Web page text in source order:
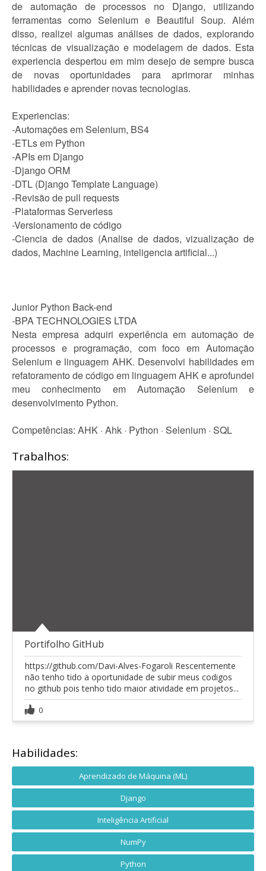
de automação de processos no Django, utilizando
ferramentas como Selenium e Beautiful Soup. Além
disso, realizei algumas análises de dados, explorando
técnicas de visualização e modelagem de dados. Esta
experiencia despertou em mim desejo de sempre busca
de novas oportunidades para aprimorar minhas
habilidades e aprender novas tecnologias.
Experiencias:
-Automações em Selenium, BS4
-ETLs em Python
-APIs em Django
-Django ORM
-DTL (Django Template Language)
-Revisão de pull requests
-Plataformas Serverless
-Versionamento de código
-Ciencia de dados (Analise de dados, vizualização de
dados, Machine Learning, inteligencia artificial...)
Junior Python Back-end
-BPA TECHNOLOGIES LTDA
Nesta empresa adquiri experiência em automação de
processos e programação, com foco em Automação
Selenium e linguagem AHK. Desenvolvi habilidades em
refatoramento de código em linguagem AHK e aprofundei
meu conhecimento em Automação Selenium e
desenvolvimento Python.
Competências: AHK · Ahk · Python · Selenium · SQL
Trabalhos:
Portifolho GitHub
https://github.com/Davi-Alves-Fogaroli Rescentemente
não tenho tido a oportunidade de subir meus codigos
no github pois tenho tido maior atividade em projetos...
0
Habilidades:
Aprendizado de Máquina (ML)
Django
Inteligência Artificial
NumPy
Python